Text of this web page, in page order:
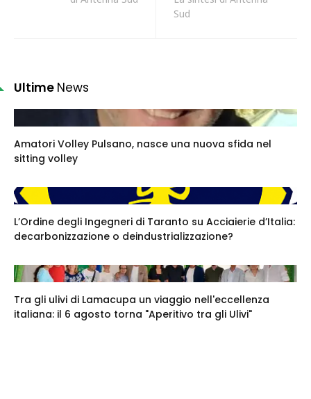
Sud
Ultime News
Amatori Volley Pulsano, nasce una nuova sfida nel
sitting volley
L’Ordine degli Ingegneri di Taranto su Acciaierie d’Italia:
decarbonizzazione o deindustrializzazione?
Tra gli ulivi di Lamacupa un viaggio nell'eccellenza
italiana: il 6 agosto torna "Aperitivo tra gli Ulivi"